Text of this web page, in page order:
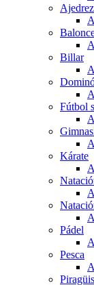
Ajedrez
Billar
Fútbol
Kárate
Pádel
Pesca